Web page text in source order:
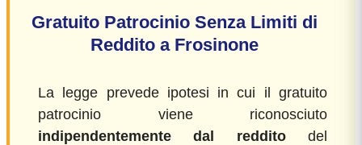
Gratuito Patrocinio Senza Limiti di
Reddito a Frosinone
La legge prevede ipotesi in cui il gratuito
patrocinio viene riconosciuto
indipendentemente dal redditodel